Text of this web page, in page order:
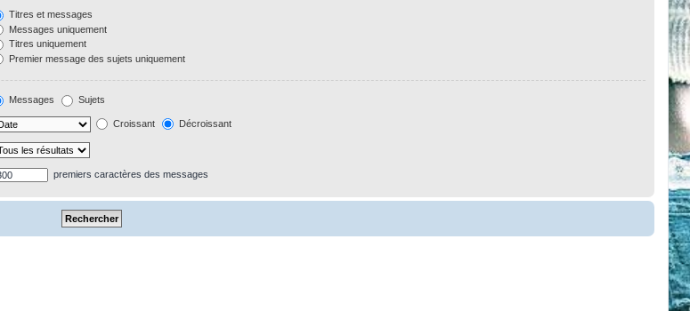
Titres et messages
Messages uniquement
Titres uniquement
Premier message des sujets uniquement
Messages Sujets
Croissant Décroissant
premiers caractères des messages